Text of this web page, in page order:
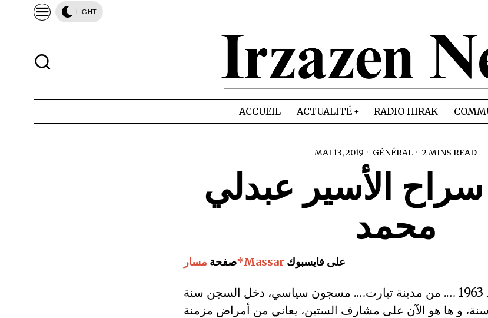
LIGHT
ACCUEIL ACTUALITÉ RADIO HIRAK
MAI 13, 2019 GÉNÉRAL 2 MINS READ
الأسير عبدلي
محمد
صفحةمسار*Massar على فايسبوك
عبدلي محمد من مواليد 1963 …. من مدينة تيارت…. مسجون سياسي، دخل السجن سنة
1992 اي كان عمره 29 سنة، و ها هو الآن على مشارف الستين، يعاني من أمراض مزمنة